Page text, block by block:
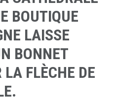
BOUTIQUE
LAISSE
BONNET
LA FLÈCHE DE